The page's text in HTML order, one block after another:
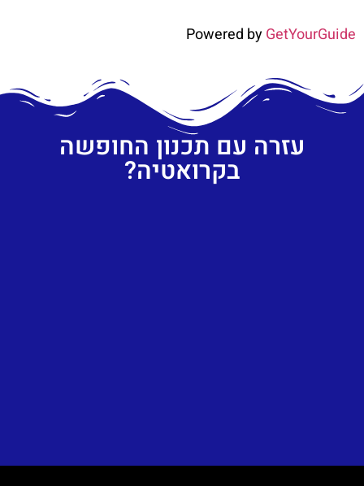
Powered byGetYourGuide
עזרה עם תכנון החופשה
בקרואטיה?